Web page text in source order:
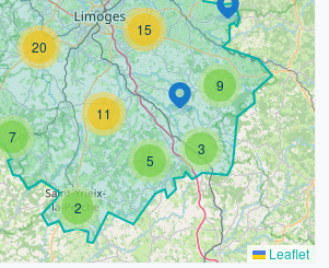
9
2
3
11
5
7
20
15
Leaflet